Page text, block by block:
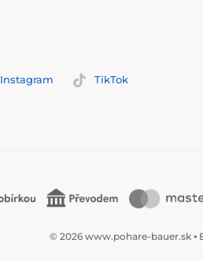
Instagram
TikTok
© 2026 www.pohare-bauer.sk ⦁